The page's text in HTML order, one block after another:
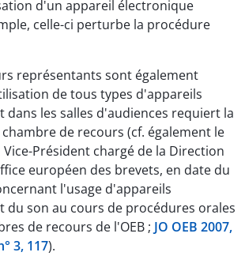
d'un appareil électronique
celle-ci perturbe la procédure
représentants sont également
de tous types d'appareils
les salles d'audiences requiert la
de recours (cf. également le
Président chargé de la Direction
européen des brevets, en date du
l'usage d'appareils
du son au cours de procédures orales
de recours de l'OEB ; JO OEB 2007,
3, 117).